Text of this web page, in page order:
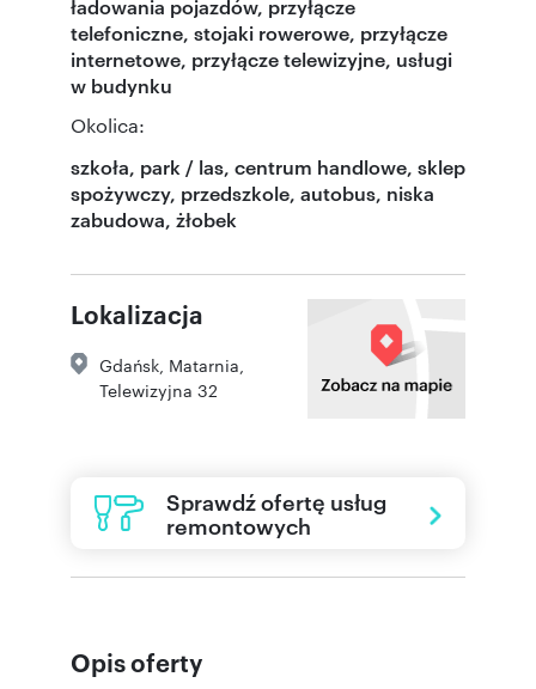
ładowania pojazdów, przyłącze
telefoniczne, stojaki rowerowe, przyłącze
internetowe, przyłącze telewizyjne, usługi
w budynku
Okolica:
szkoła, park / las, centrum handlowe, sklep
spożywczy, przedszkole, autobus, niska
zabudowa, żłobek
Lokalizacja
Gdańsk Matarnia
Telewizyjna 32
Sprawdź ofertę usług
remontowych
Opis oferty